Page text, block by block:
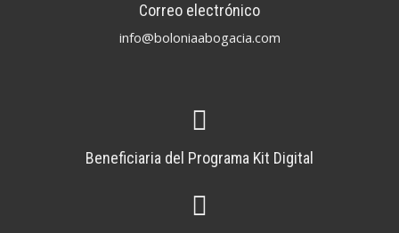
Correo electrónico
info@boloniaabogacia.com
Beneficiaria del Programa Kit Digital